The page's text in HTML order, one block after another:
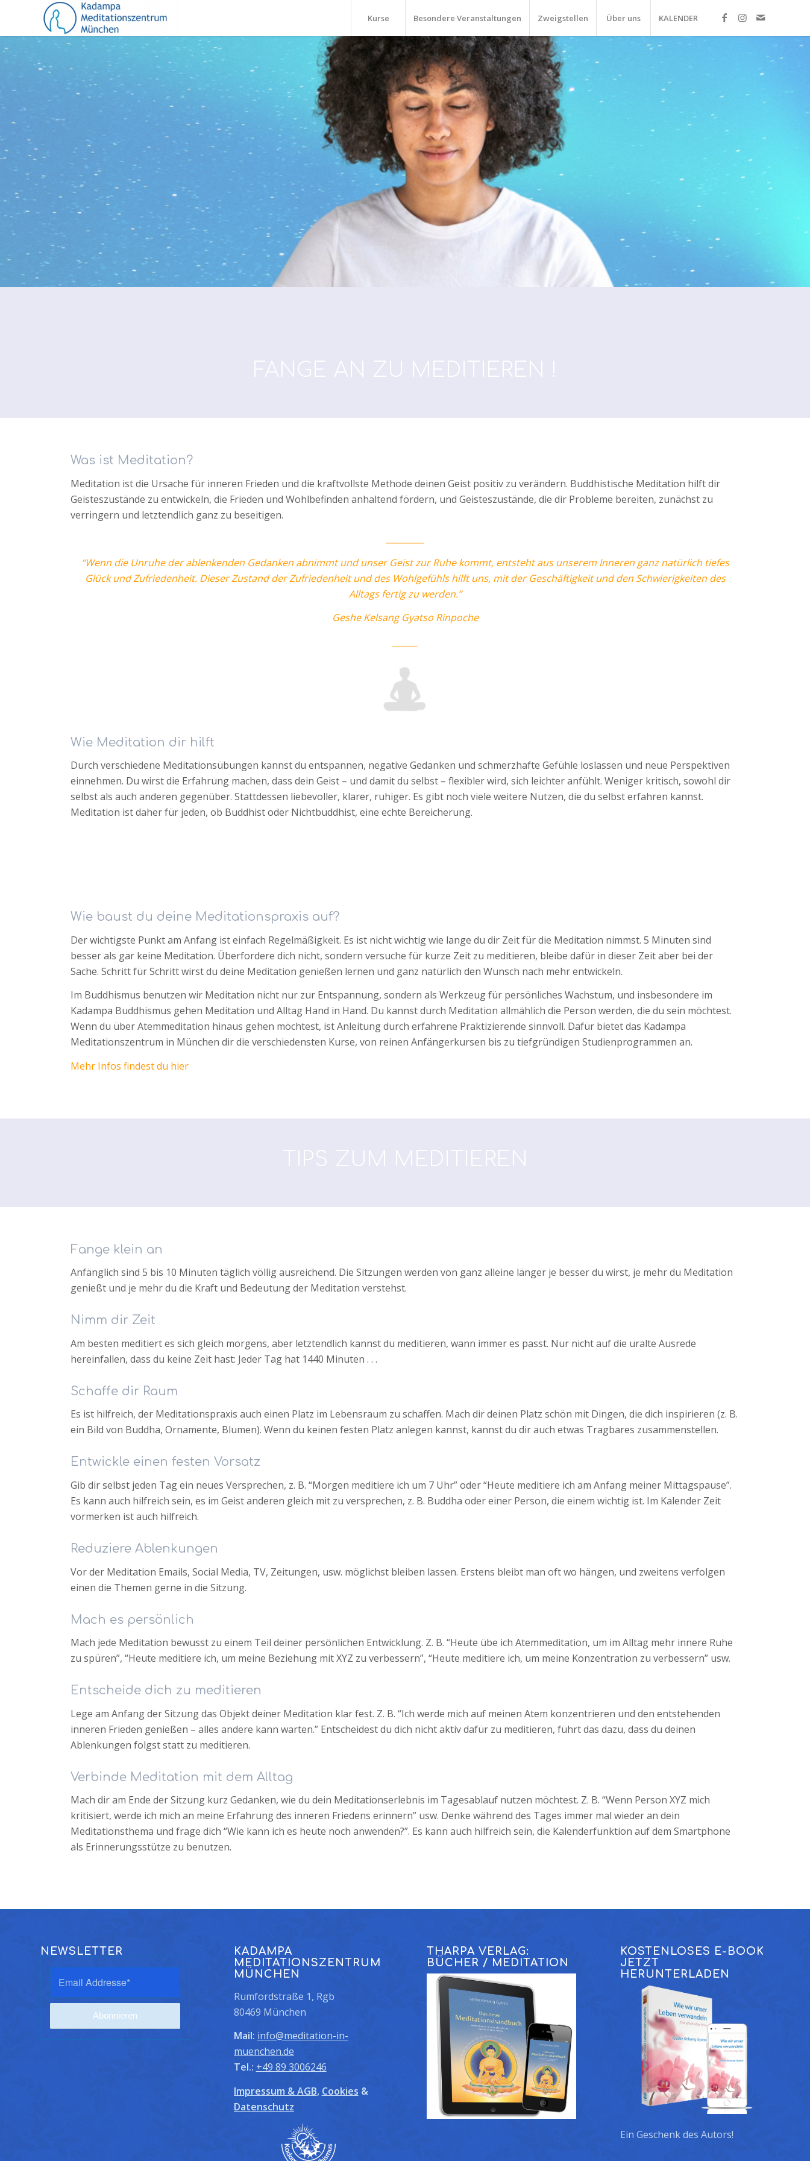
Kurse Besondere Veranstaltungen Zweigstellen Über uns KALENDER
Was ist Meditation?
Meditation ist die Ursache für inneren Frieden und die kraftvollste Methode deinen Geist positiv zu verändern. Buddhistische Meditation hilft dir
Geisteszustände zu entwickeln, die Frieden und Wohlbefinden anhaltend fördern, und Geisteszustände, die dir Probleme bereiten, zunächst zu
verringern und letztendlich ganz zu beseitigen.
“Wenn die Unruhe der ablenkenden Gedanken abnimmt und unser Geist zur Ruhe kommt, entsteht aus unserem Inneren ganz natürlich tiefes
Glück und Zufriedenheit. Dieser Zustand der Zufriedenheit und des Wohlgefühls hilft uns, mit der Geschäftigkeit und den Schwierigkeiten des
Alltags fertig zu werden.”
Geshe Kelsang Gyatso Rinpoche
Wie Meditation dir hilft
Durch verschiedene Meditationsübungen kannst du entspannen, negative Gedanken und schmerzhafte Gefühle loslassen und neue Perspektiven
einnehmen. Du wirst die Erfahrung machen, dass dein Geist – und damit du selbst – flexibler wird, sich leichter anfühlt. Weniger kritisch, sowohl dir
selbst als auch anderen gegenüber. Stattdessen liebevoller, klarer, ruhiger. Es gibt noch viele weitere Nutzen, die du selbst erfahren kannst.
Meditation ist daher für jeden, ob Buddhist oder Nichtbuddhist, eine echte Bereicherung.
Wie baust du deine Meditationspraxis auf?
Der wichtigste Punkt am Anfang ist einfach Regelmäßigkeit. Es ist nicht wichtig wie lange du dir Zeit für die Meditation nimmst. 5 Minuten sind
besser als gar keine Meditation. Überfordere dich nicht, sondern versuche für kurze Zeit zu meditieren, bleibe dafür in dieser Zeit aber bei der
Sache. Schritt für Schritt wirst du deine Meditation genießen lernen und ganz natürlich den Wunsch nach mehr entwickeln.
Im Buddhismus benutzen wir Meditation nicht nur zur Entspannung, sondern als Werkzeug für persönliches Wachstum, und insbesondere im
Kadampa Buddhismus gehen Meditation und Alltag Hand in Hand. Du kannst durch Meditation allmählich die Person werden, die du sein möchtest.
Wenn du über Atemmeditation hinaus gehen möchtest, ist Anleitung durch erfahrene Praktizierende sinnvoll. Dafür bietet das Kadampa
Meditationszentrum in München dir die verschiedensten Kurse, von reinen Anfängerkursen bis zu tiefgründigen Studienprogrammen an.
Mehr Infos findest du hier
Fange klein an
Anfänglich sind 5 bis 10 Minuten täglich völlig ausreichend. Die Sitzungen werden von ganz alleine länger je besser du wirst, je mehr du Meditation
genießt und je mehr du die Kraft und Bedeutung der Meditation verstehst.
Nimm dir Zeit
Am besten meditiert es sich gleich morgens, aber letztendlich kannst du meditieren, wann immer es passt. Nur nicht auf die uralte Ausrede
hereinfallen, dass du keine Zeit hast: Jeder Tag hat 1440 Minuten . . .
Schaffe dir Raum
Es ist hilfreich, der Meditationspraxis auch einen Platz im Lebensraum zu schaffen. Mach dir deinen Platz schön mit Dingen, die dich inspirieren (z. B.
ein Bild von Buddha, Ornamente, Blumen). Wenn du keinen festen Platz anlegen kannst, kannst du dir auch etwas Tragbares zusammenstellen.
Entwickle einen festen Vorsatz
Gib dir selbst jeden Tag ein neues Versprechen, z. B. “Morgen meditiere ich um 7 Uhr” oder “Heute meditiere ich am Anfang meiner Mittagspause”.
Es kann auch hilfreich sein, es im Geist anderen gleich mit zu versprechen, z. B. Buddha oder einer Person, die einem wichtig ist. Im Kalender Zeit
vormerken ist auch hilfreich.
Reduziere Ablenkungen
Vor der Meditation Emails, Social Media, TV, Zeitungen, usw. möglichst bleiben lassen. Erstens bleibt man oft wo hängen, und zweitens verfolgen
einen die Themen gerne in die Sitzung.
Mach es persönlich
Mach jede Meditation bewusst zu einem Teil deiner persönlichen Entwicklung. Z. B. “Heute übe ich Atemmeditation, um im Alltag mehr innere Ruhe
zu spüren”, “Heute meditiere ich, um meine Beziehung mit XYZ zu verbessern”, “Heute meditiere ich, um meine Konzentration zu verbessern” usw.
Entscheide dich zu meditieren
Lege am Anfang der Sitzung das Objekt deiner Meditation klar fest. Z. B. “Ich werde mich auf meinen Atem konzentrieren und den entstehenden
inneren Frieden genießen – alles andere kann warten.” Entscheidest du dich nicht aktiv dafür zu meditieren, führt das dazu, dass du deinen
Ablenkungen folgst statt zu meditieren.
Verbinde Meditation mit dem Alltag
Mach dir am Ende der Sitzung kurz Gedanken, wie du dein Meditationserlebnis im Tagesablauf nutzen möchtest. Z. B. “Wenn Person XYZ mich
kritisiert, werde ich mich an meine Erfahrung des inneren Friedens erinnern” usw. Denke während des Tages immer mal wieder an dein
Meditationsthema und frage dich “Wie kann ich es heute noch anwenden?”. Es kann auch hilfreich sein, die Kalenderfunktion auf dem Smartphone
als Erinnerungsstütze zu benutzen.
NEWSLETTER
KADAMPA
MEDITATIONSZENTRUM
MÜNCHEN
Rumfordstraße 1, Rgb
80469 München
Mail: info@meditation-in-
muenchen.de
Tel.: +49 89 3006246
Impressum & AGB, Cookies &
Datenschutz
THARPA VERLAG:
BÜCHER / MEDITATION
KOSTENLOSES E-BOOK
JETZT
HERUNTERLADEN
Ein Geschenk des Autors!